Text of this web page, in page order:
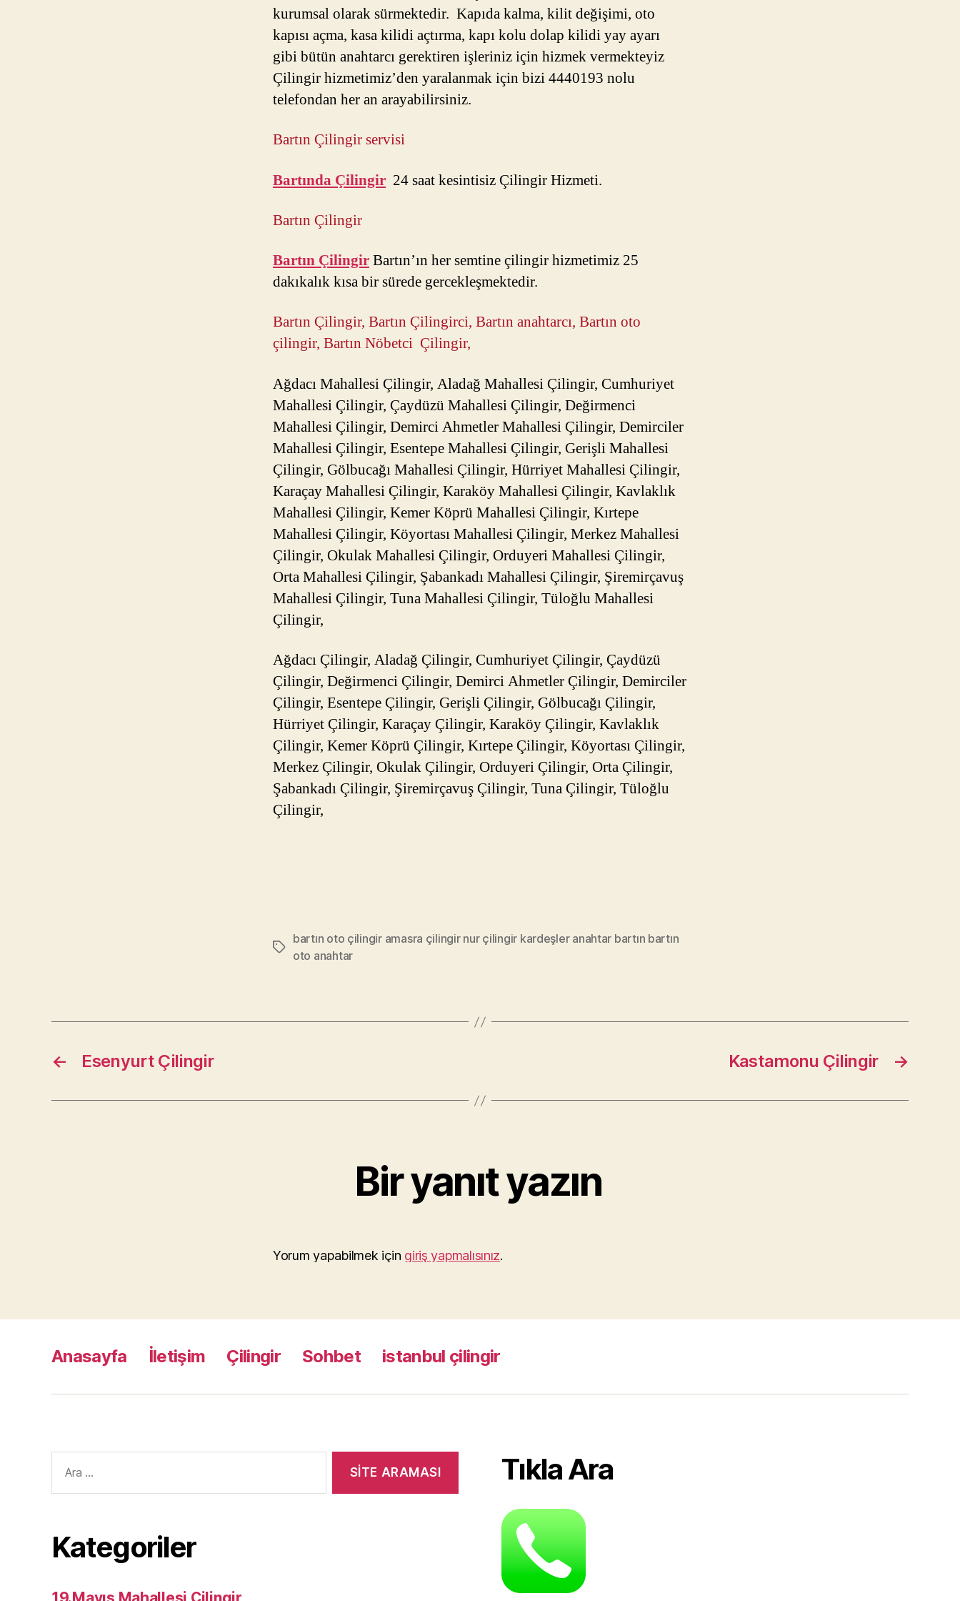
kurumsal olarak sürmektedir. Kapıda kalma, kilit değişimi, oto
kapısı açma, kasa kilidi açtırma, kapı kolu dolap kilidi yay ayarı
gibi bütün anahtarcı gerektiren işleriniz için hizmek vermekteyiz
Çilingir hizmetimiz’den yaralanmak için bizi 4440193 nolu
telefondan her an arayabilirsiniz.
Bartın Çilingir servisi
Bartında Çilingir 24 saat kesintisiz Çilingir Hizmeti.
Bartın Çilingir
Bartın ÇilingirBartın’ın her semtine çilingir hizmetimiz 25
dakıkalık kısa bir sürede gercekleşmektedir.
Bartın Çilingir, Bartın Çilingirci, Bartın anahtarcı, Bartın oto
çilingir, Bartın Nöbetci Çilingir,
Ağdacı Mahallesi Çilingir, Aladağ Mahallesi Çilingir, Cumhuriyet
Mahallesi Çilingir, Çaydüzü Mahallesi Çilingir, Değirmenci
Mahallesi Çilingir, Demirci Ahmetler Mahallesi Çilingir, Demirciler
Mahallesi Çilingir, Esentepe Mahallesi Çilingir, Gerişli Mahallesi
Çilingir, Gölbucağı Mahallesi Çilingir, Hürriyet Mahallesi Çilingir,
Karaçay Mahallesi Çilingir, Karaköy Mahallesi Çilingir, Kavlaklık
Mahallesi Çilingir, Kemer Köprü Mahallesi Çilingir, Kırtepe
Mahallesi Çilingir, Köyortası Mahallesi Çilingir, Merkez Mahallesi
Çilingir, Okulak Mahallesi Çilingir, Orduyeri Mahallesi Çilingir,
Orta Mahallesi Çilingir, Şabankadı Mahallesi Çilingir, Şiremirçavuş
Mahallesi Çilingir, Tuna Mahallesi Çilingir, Tüloğlu Mahallesi
Çilingir,
Ağdacı Çilingir, Aladağ Çilingir, Cumhuriyet Çilingir, Çaydüzü
Çilingir, Değirmenci Çilingir, Demirci Ahmetler Çilingir, Demirciler
Çilingir, Esentepe Çilingir, Gerişli Çilingir, Gölbucağı Çilingir,
Hürriyet Çilingir, Karaçay Çilingir, Karaköy Çilingir, Kavlaklık
Çilingir, Kemer Köprü Çilingir, Kırtepe Çilingir, Köyortası Çilingir,
Merkez Çilingir, Okulak Çilingir, Orduyeri Çilingir, Orta Çilingir,
Şabankadı Çilingir, Şiremirçavuş Çilingir, Tuna Çilingir, Tüloğlu
Çilingir,
Etiketler
bartın oto çilingir amasra çilingir nur çilingir kardeşler anahtar bartın bartın
oto anahtar
← Esenyurt Çilingir →
Kastamonu Çilingir
Bir yanıt yazın
Yorum yapabilmek için giriş yapmalısınız.
Anasayfa İletişim Çilingir Sohbet istanbul çilingir
yap:
Kategoriler
Tıkla Ara